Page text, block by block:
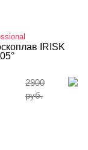
IRISK
2900
руб.